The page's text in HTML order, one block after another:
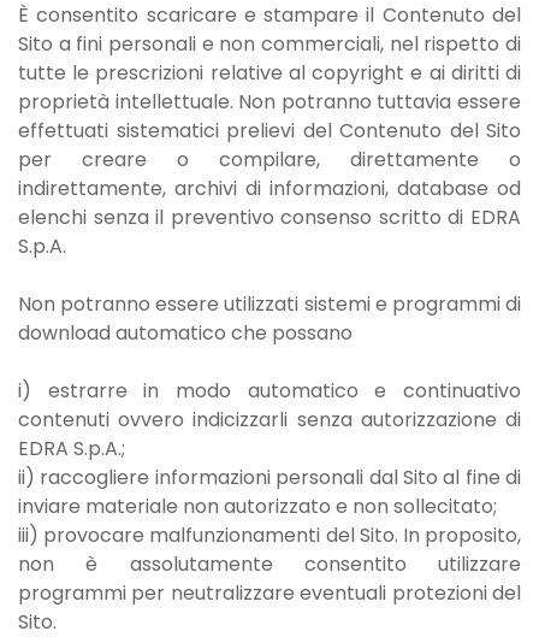
È consentito scaricare e stampare il Contenuto del
Sito a fini personali e non commerciali, nel rispetto di
tutte le prescrizioni relative al copyright e ai diritti di
proprietà intellettuale. Non potranno tuttavia essere
effettuati sistematici prelievi del Contenuto del Sito
per creare o compilare, direttamente o
indirettamente, archivi di informazioni, database od
elenchi senza il preventivo consenso scritto di EDRA
S.p.A.
Non potranno essere utilizzati sistemi e programmi di
download automatico che possano
i) estrarre in modo automatico e continuativo
contenuti ovvero indicizzarli senza autorizzazione di
EDRA S.p.A.;
ii) raccogliere informazioni personali dal Sito al fine di
inviare materiale non autorizzato e non sollecitato;
iii) provocare malfunzionamenti del Sito. In proposito,
non è assolutamente consentito utilizzare
programmi per neutralizzare eventuali protezioni del
Sito.